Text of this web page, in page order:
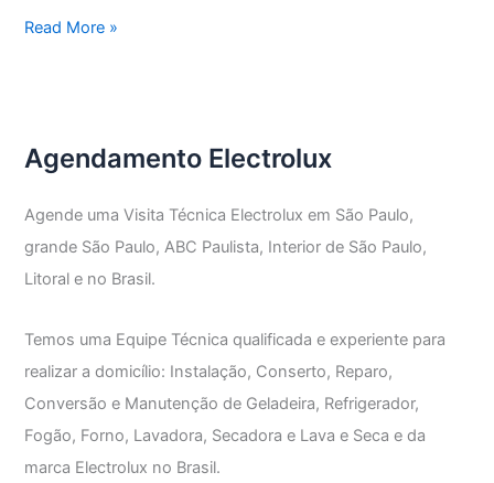
Assistência
Read More »
Agendamento Electrolux
Agende uma Visita Técnica Electrolux em São Paulo,
grande São Paulo, ABC Paulista, Interior de São Paulo,
Litoral e no Brasil.
Temos uma Equipe Técnica qualificada e experiente para
realizar a domicílio: Instalação, Conserto, Reparo,
Conversão e Manutenção de Geladeira, Refrigerador,
Fogão, Forno, Lavadora, Secadora e Lava e Seca e da
marca Electrolux no Brasil.